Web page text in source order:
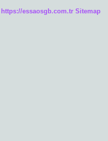
https://essaosgb.com.tr Sitemap